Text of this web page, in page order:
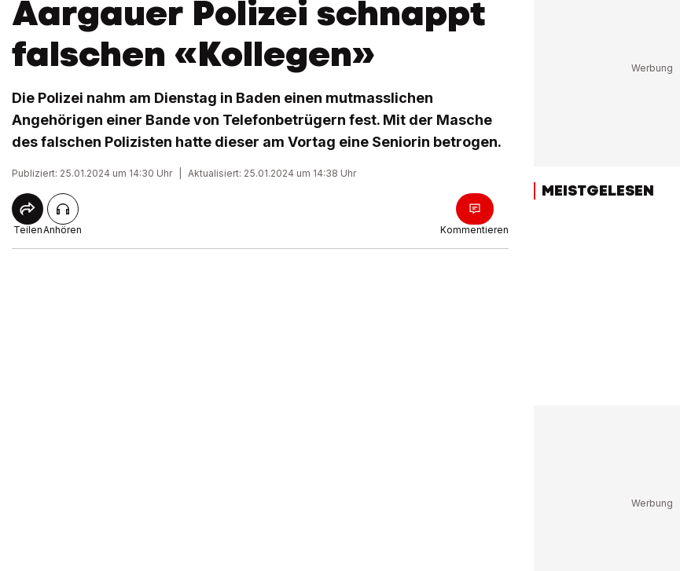
Aargauer Polizei schnappt
falschen «Kollegen»
Die Polizei nahm am Dienstag in Baden einen mutmasslichen
Angehörigen einer Bande von Telefonbetrügern fest. Mit der Masche
des falschen Polizisten hatte dieser am Vortag eine Seniorin betrogen.
Publiziert: 25.01.2024 um 14:30 Uhr Aktualisiert: 25.01.2024 um 14:38 Uhr
TeilenAnhören Kommentieren
MEISTGELESEN